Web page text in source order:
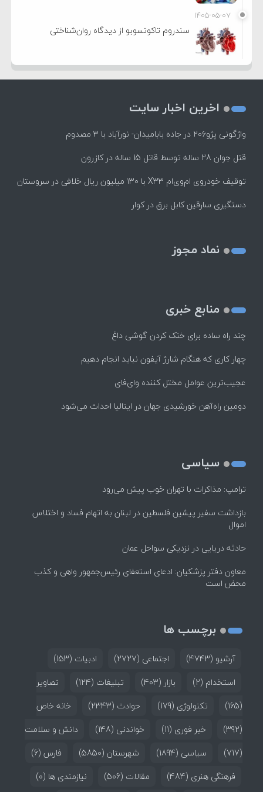
۱۴۰۵-۰۵-۰۷
سندروم تاکوتسوبو از دیدگاه روان‌شناختی
اخرین اخبار سایت
واژگونی پژو۲۰۶ در جاده بابامیدان- نورآباد با ۳ مصدوم
قتل جوان 28 ساله توسط قاتل 15 ساله در کازرون
توقیف خودروی ام‌وی‌ام X33 با ۱۳۰ میلیون ریال خلافی در سروستان
دستگیری سارقین کابل برق در کوار
نماد مجوز
منابع خبری
چند راه‌ ساده برای خنک کردن گوشی داغ
چهار کاری که هنگام شارژ آیفون نباید انجام دهیم
عجیب‌ترین عوامل مختل کننده وای‌فای
دومین راه‌آهن خورشیدی جهان در ایتالیا احداث می‌شود
سیاسی
ترامپ: مذاکرات با تهران خوب پیش می‌رود
بازداشت سفیر پیشین فلسطین در لبنان به اتهام فساد و اختلاس
اموال
حادثه دریایی در نزدیکی سواحل عمان
معاون دفتر پزشکیان: ادعای استعفای رئیس‌جمهور واهی و کذب
محض است
برچسب ها
آرشیو (4743) اجتماعی (2727) ادبیات (153)
استخدام (2) بازار (403) تبلیغات (124)
تصاویر
(165)
تکنولوژی (179) حوادث (2343)
خانه خاص
(392)
خبر فوری (11) خواندنی (148)
دانش و سلامت
(717)
سیاسی (1894) شهرستان (5850) فارس (6)
فرهنگی هنری (484) مقالات (506) نیازمندی ها (0)